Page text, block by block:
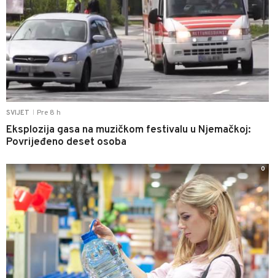
SVIJET Pre 8 h
Eksplozija gasa na muzičkom festivalu u Njemačkoj:
Povrijeđeno deset osoba
0